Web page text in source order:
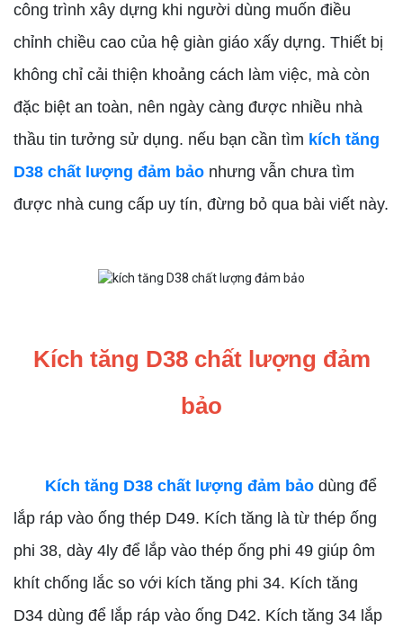
công trình xây dựng khi người dùng muốn điều
chỉnh chiều cao của hệ giàn giáo xấy dựng. Thiết bị
không chỉ cải thiện khoảng cách làm việc, mà còn
đặc biệt an toàn, nên ngày càng được nhiều nhà
thầu tin tưởng sử dụng. nếu bạn cần tìm kích tăng
D38 chất lượng đảm bảo nhưng vẫn chưa tìm
được nhà cung cấp uy tín, đừng bỏ qua bài viết này.
Kích tăng D38 chất lượng đảm
bảo
Kích tăng D38 chất lượng đảm bảo dùng để
lắp ráp vào ống thép D49. Kích tăng là từ thép ống
phi 38, dày 4ly để lắp vào thép ống phi 49 giúp ôm
khít chống lắc so với kích tăng phi 34. Kích tăng
D34 dùng để lắp ráp vào ống D42. Kích tăng 34 lắp